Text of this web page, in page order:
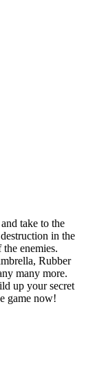
take to the
in the
enemies.
Rubber
many more.
up your secret
game now!